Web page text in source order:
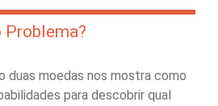
Problema?
duas moedas nos mostra como
para descobrir qual